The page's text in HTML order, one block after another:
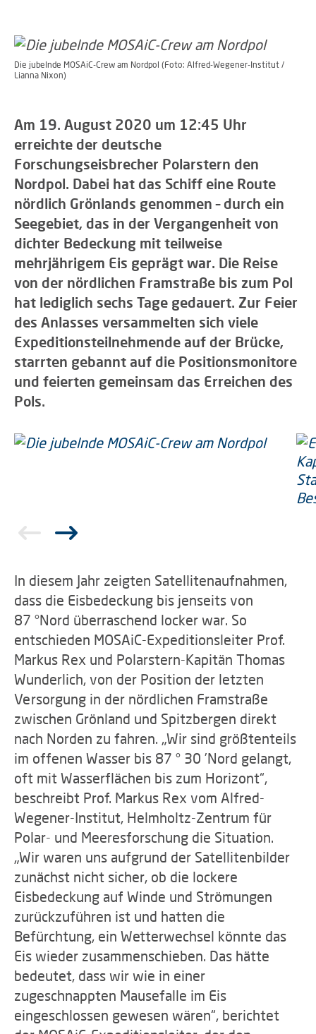
Die jubelnde MOSAiC-Crew am Nordpol (Foto: Alfred-Wegener-Institut /
Lianna Nixon)
Am 19. August 2020 um 12:45 Uhr
erreichte der deutsche
Forschungseisbrecher Polarstern den
Nordpol. Dabei hat das Schiff eine Route
nördlich Grönlands genommen – durch ein
Seegebiet, das in der Vergangenheit von
dichter Bedeckung mit teilweise
mehrjährigem Eis geprägt war. Die Reise
von der nördlichen Framstraße bis zum Pol
hat lediglich sechs Tage gedauert. Zur Feier
des Anlasses versammelten sich viele
Expeditionsteilnehmende auf der Brücke,
starrten gebannt auf die Positionsmonitore
und feierten gemeinsam das Erreichen des
Pols.
In diesem Jahr zeigten Satellitenaufnahmen,
dass die Eisbedeckung bis jenseits von
87 °Nord überraschend locker war. So
entschieden MOSAiC-Expeditionsleiter Prof.
Markus Rex und Polarstern-Kapitän Thomas
Wunderlich, von der Position der letzten
Versorgung in der nördlichen Framstraße
zwischen Grönland und Spitzbergen direkt
nach Norden zu fahren. „Wir sind größtenteils
im offenen Wasser bis 87 ° 30 ’Nord gelangt,
oft mit Wasserflächen bis zum Horizont“,
beschreibt Prof. Markus Rex vom Alfred-
Wegener-Institut, Helmholtz-Zentrum für
Polar- und Meeresforschung die Situation.
„Wir waren uns aufgrund der Satellitenbilder
zunächst nicht sicher, ob die lockere
Eisbedeckung auf Winde und Strömungen
zurückzuführen ist und hatten die
Befürchtung, ein Wetterwechsel könnte das
Eis wieder zusammenschieben. Das hätte
bedeutet, dass wir wie in einer
zugeschnappten Mausefalle im Eis
eingeschlossen gewesen wären“, berichtet